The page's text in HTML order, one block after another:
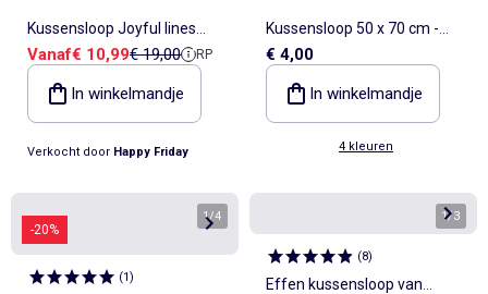
Kussensloop Joyful lines
"Happyfriday"
VanafVerkoopprijs
€ 10,99Referentieprijs
€ 19,00 RP
In winkelmandje
Verkocht door Happy Friday
Kussensloop 50 x 70 cm -
Kiabi Home
€ 4,00
In winkelmandje
4 kleuren
-20%
1/4
(1)
1/3
(8)
Effen kussensloop van